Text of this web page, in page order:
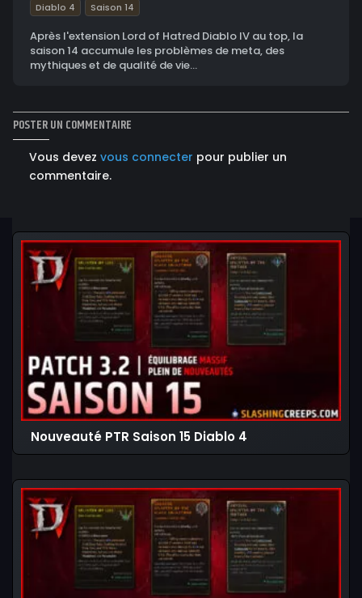
Diablo 4 Saison 14
Après l'extension Lord of Hatred Diablo IV au top, la
saison 14 accumule les problèmes de meta, des
mythiques et de qualité de vie...
POSTER UN COMMENTAIRE
Vous devez vous connecter pour publier un
commentaire.
Nouveauté PTR Saison 15 Diablo 4